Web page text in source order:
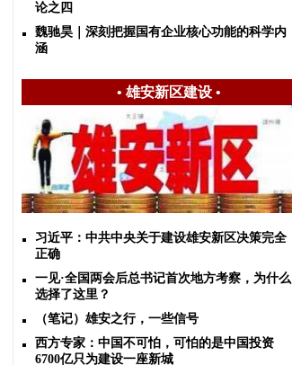
论之四
魏驰昊｜深刻把握国有企业核心功能的科学内
涵
• 雄安新区建设•
习近平：中共中央关于建设雄安新区决策完全
正确
一见·全国两会后总书记首次地方考察，为什么
选择了这里？
（笔记）雄安之行，一些信号
西方专家：中国不可怕，可怕的是中国投资
6700亿只为建设一座新城